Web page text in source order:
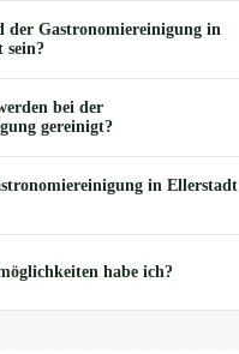
der Gastronomiereinigung in
sein?
bei der
gereinigt?
in Ellerstadt
habe ich?